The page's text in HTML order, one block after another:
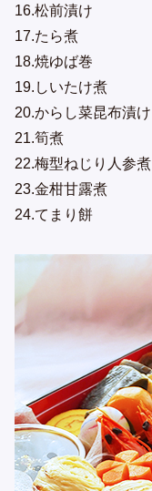
16.松前漬け
17.たら煮
18.焼ゆば巻
19.しいたけ煮
20.からし菜昆布漬け
21.筍煮
22.梅型ねじり人参煮
23.金柑甘露煮
24.てまり餅